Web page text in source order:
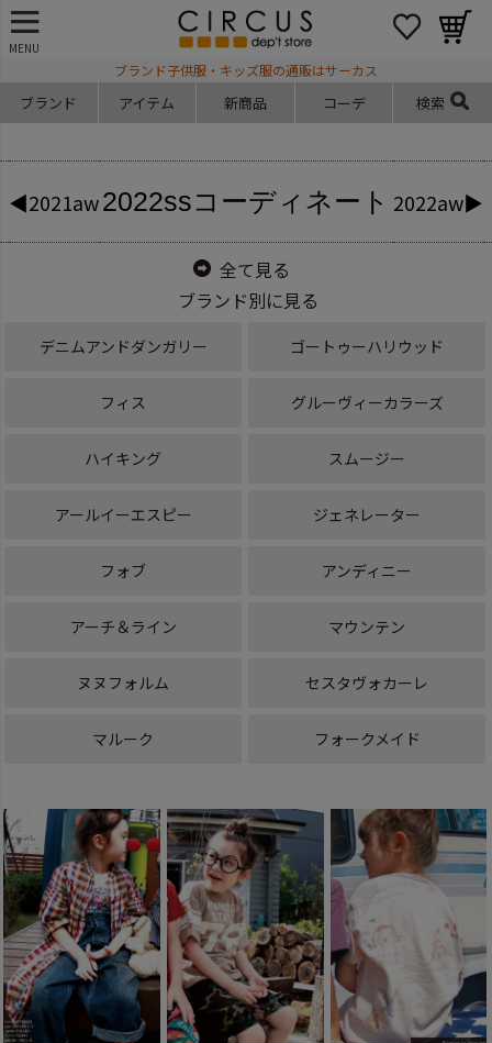
MENU
ブランド子供服・キッズ服の通販はサーカス
ブランド アイテム 新商品 コーデ 検索
◀2021aw2022ssコーディネート 2022aw▶
全て見る
ブランド別に見る
デニムアンドダンガリー ゴートゥーハリウッド
フィス グルーヴィーカラーズ
ハイキング スムージー
アールイーエスピー ジェネレーター
フォブ アンディニー
アーチ＆ライン マウンテン
ヌヌフォルム セスタヴォカーレ
マルーク フォークメイド